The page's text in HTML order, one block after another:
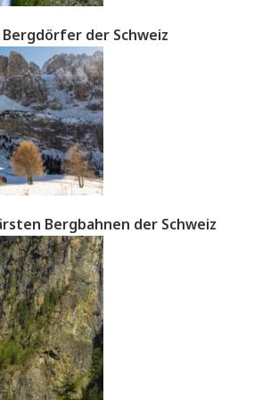
der Schweiz
Bergbahnen der Schweiz